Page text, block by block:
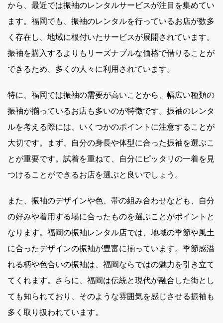
から、最近では振袖のレンタルサービスが注目を集めてい
ます。福岡でも、振袖のレンタルを行っているお店が数多
く存在し、地域に根付いたサービスが展開されています。
振袖を購入するよりもリーズナブルな価格で借りることが
できるため、多くの人々に利用されています。
特に、福岡では振袖の需要が高いことから、幅広い種類の
振袖が揃っているお店も多いのが特徴です。振袖のレンタ
ルを考える際には、いくつかのポイントに注意することが
大切です。まず、自分の身長や体型に合った振袖を選ぶこ
とが重要です。試着を重ねて、自分にピッタリの一着を見
つけることができるお店を選ぶと良いでしょう。
また、振袖のデザインや色、帯の組み合わせなども、自分
の好みや着用する場に合ったものを選ぶことがポイントと
なります。福岡の振袖レンタル店では、地域の季節や風土
に合ったデザインの振袖が豊富に揃っています。季節感溢
れる柄や色合いの振袖は、福岡ならではの魅力を引き立て
てくれます。さらに、福岡は伝統と現代が融合した街とし
ても知られており、そのような雰囲気を感じさせる振袖も
多く取り扱われています。